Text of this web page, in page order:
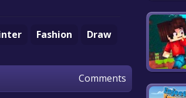
Draw
Fashion
Comments